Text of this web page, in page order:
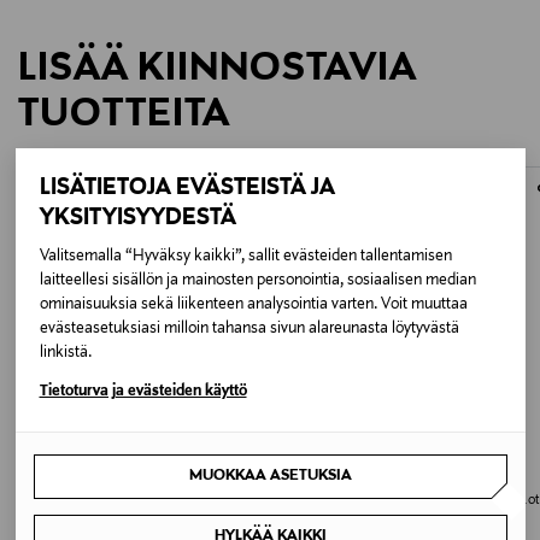
LISÄTIETOJA EVÄSTEISTÄ JA
YKSITYISYYDESTÄ
Valitsemalla “Hyväksy kaikki”, sallit evästeiden tallentamisen
laitteellesi sisällön ja mainosten personointia, sosiaalisen median
ominaisuuksia sekä liikenteen analysointia varten. Voit muuttaa
evästeasetuksiasi milloin tahansa sivun alareunasta löytyvästä
linkistä.
Tietoturva ja evästeiden käyttö
MUOKKAA ASETUKSIA
HYLKÄÄ KAIKKI
16,5mm silmäetäisyys mahdollistavat oikean
katselupisteen löytämisen vaikka sinulla olisi silmalasit
tai aurinkolasit päässä.
Tekniset tiedot
Suurennus: 8x
Objektiivin halkaisija: 42 mm
Näkökenttä (todellinen): 8,3 astetta
Näkökenttä 1 000 m:ssä: 145 m
LISÄÄ KIINNOSTAVIA
TUOTTEITA
MI Strong Moulding Clay -muotoilusavi
MOLTON BROWN
Sunlit Clementine & Vetiver Body
-vartalovoide